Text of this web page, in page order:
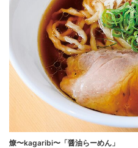
燎〜kagaribi〜「醤油らーめん」